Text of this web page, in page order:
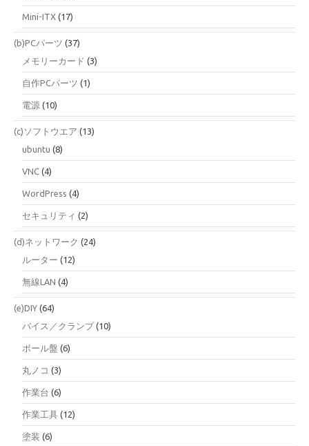
Mini-ITX (17)
(b)PCパーツ (37)
メモリーカード (3)
自作PCパーツ (1)
電源 (10)
(c)ソフトウエア (13)
ubuntu (8)
VNC (4)
WordPress (4)
セキュリティ (2)
(d)ネットワーク (24)
ルーター (12)
無線LAN (4)
(e)DIY (64)
バイス／クランプ(10)
ボール盤 (6)
丸ノコ (3)
作業台 (6)
作業工具 (12)
塗装 (6)